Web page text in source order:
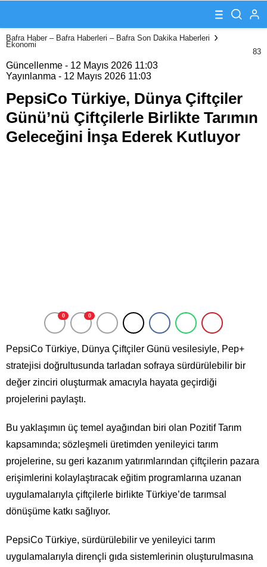
Çiftçiler
Günü’nü
Çiftçilerle
Birlikte Tarımın
Geleceğini İnşa
Bafra Haber – Bafra Haberleri – Bafra Son Dakika Haberleri
Ekonomi
83
Güncellenme - 12 Mayıs 2026 11:03
Yayınlanma - 12 Mayıs 2026 11:03
PepsiCo Türkiye, Dünya Çiftçiler
Günü’nü Çiftçilerle Birlikte Tarımın
Geleceğini İnşa Ederek Kutluyor
0 0
PepsiCo Türkiye, Dünya Çiftçiler Günü vesilesiyle, Pep+
stratejisi doğrultusunda tarladan sofraya sürdürülebilir bir
değer zinciri oluşturmak amacıyla hayata geçirdiği
projelerini paylaştı.
Bu yaklaşımın üç temel ayağından biri olan Pozitif Tarım
kapsamında; sözleşmeli üretimden yenileyici tarım
projelerine, su geri kazanım yatırımlarından çiftçilerin pazara
erişimlerini kolaylaştıracak eğitim programlarına uzanan
uygulamalarıyla çiftçilerle birlikte Türkiye’de tarımsal
dönüşüme katkı sağlıyor.
PepsiCo Türkiye, sürdürülebilir ve yenileyici tarım
uygulamalarıyla dirençli gıda sistemlerinin oluşturulmasına